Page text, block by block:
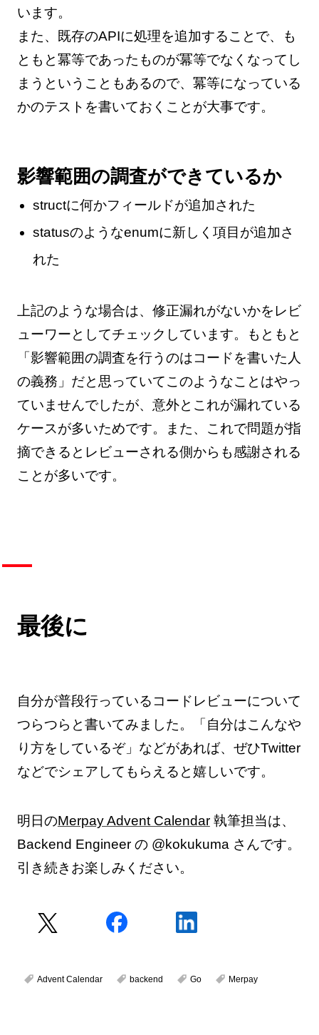
います。
また、既存のAPIに処理を追加することで、も
ともと冪等であったものが冪等でなくなってし
まうということもあるので、冪等になっている
かのテストを書いておくことが大事です。
影響範囲の調査ができているか
structに何かフィールドが追加された
statusのようなenumに新しく項目が追加さ
れた
上記のような場合は、修正漏れがないかをレビ
ューワーとしてチェックしています。もともと
「影響範囲の調査を行うのはコードを書いた人
の義務」だと思っていてこのようなことはやっ
ていませんでしたが、意外とこれが漏れている
ケースが多いためです。また、これで問題が指
摘できるとレビューされる側からも感謝される
ことが多いです。
最後に
自分が普段行っているコードレビューについて
つらつらと書いてみました。「自分はこんなや
り方をしているぞ」などがあれば、ぜひTwitter
などでシェアしてもらえると嬉しいです。
明日のMerpay Advent Calendar執筆担当は、
Backend Engineer の @kokukuma さんです。
引き続きお楽しみください。
Advent Calendar backend Go Merpay